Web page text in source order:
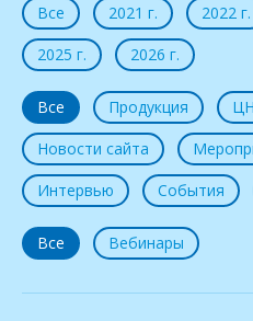
Все 2021 г. 2022 г.
2025 г.
2026 г.
Все Продукция
Новости сайта
Интервью
События
Все Вебинары